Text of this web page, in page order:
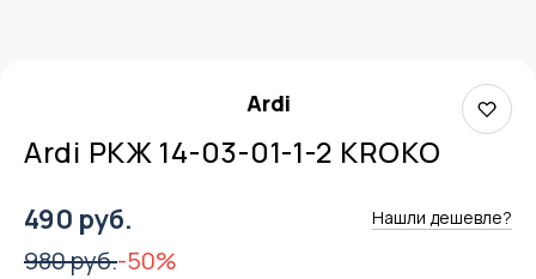
Ardi
Ardi РКЖ 14-03-01-1-2 KROKO
490 руб. Нашли дешевле?
980 руб.-50%